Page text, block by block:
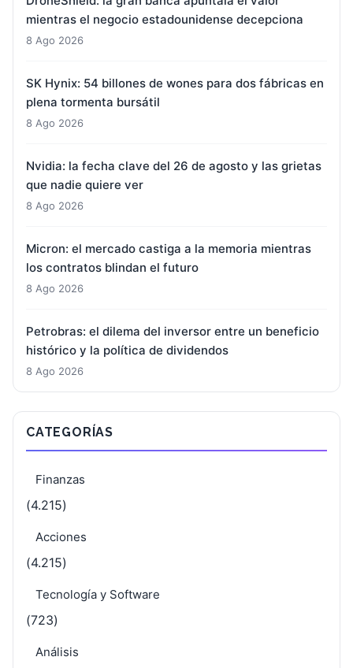
mientras el negocio estadounidense decepciona
8 Ago 2026
SK Hynix: 54 billones de wones para dos fábricas en
plena tormenta bursátil
8 Ago 2026
Nvidia: la fecha clave del 26 de agosto y las grietas
que nadie quiere ver
8 Ago 2026
Micron: el mercado castiga a la memoria mientras
los contratos blindan el futuro
8 Ago 2026
Petrobras: el dilema del inversor entre un beneficio
histórico y la política de dividendos
8 Ago 2026
CATEGORÍAS
Finanzas
(4.215)
Acciones
(4.215)
Tecnología y Software
(723)
Análisis